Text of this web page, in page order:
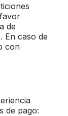
de
En caso de
con
de pago: